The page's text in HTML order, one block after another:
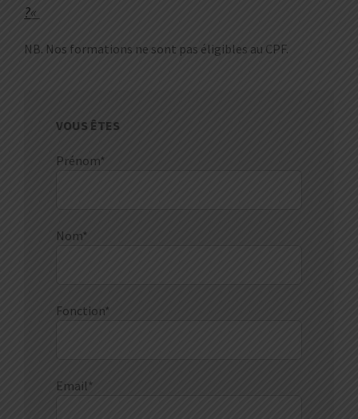
?«
NB. Nos formations ne sont pas éligibles au CPF.
VOUS ÊTES
Prénom*
Nom*
Fonction*
Email*